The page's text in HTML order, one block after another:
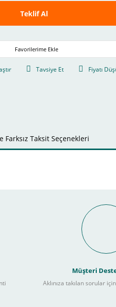
Teklif Al
Tavsiye Et Fiyatı
Farksız Taksit Seçenekleri
İmkanı
Müşteri
Aklınıza takılan sorular